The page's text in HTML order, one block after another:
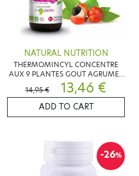
NATURAL NUTRITION
THERMOMINCYL CONCENTRE
AUX 9 PLANTES GOUT AGRUMES
250ML
14,95 € 13,46 €
ADD TO CART
-26%